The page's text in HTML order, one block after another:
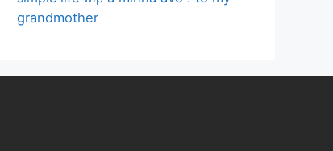
grandmother